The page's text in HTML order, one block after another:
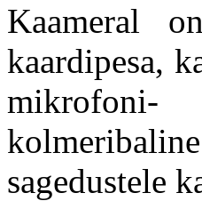
Kaameral
kaardipesa,
mikrofoni-
sagedustele